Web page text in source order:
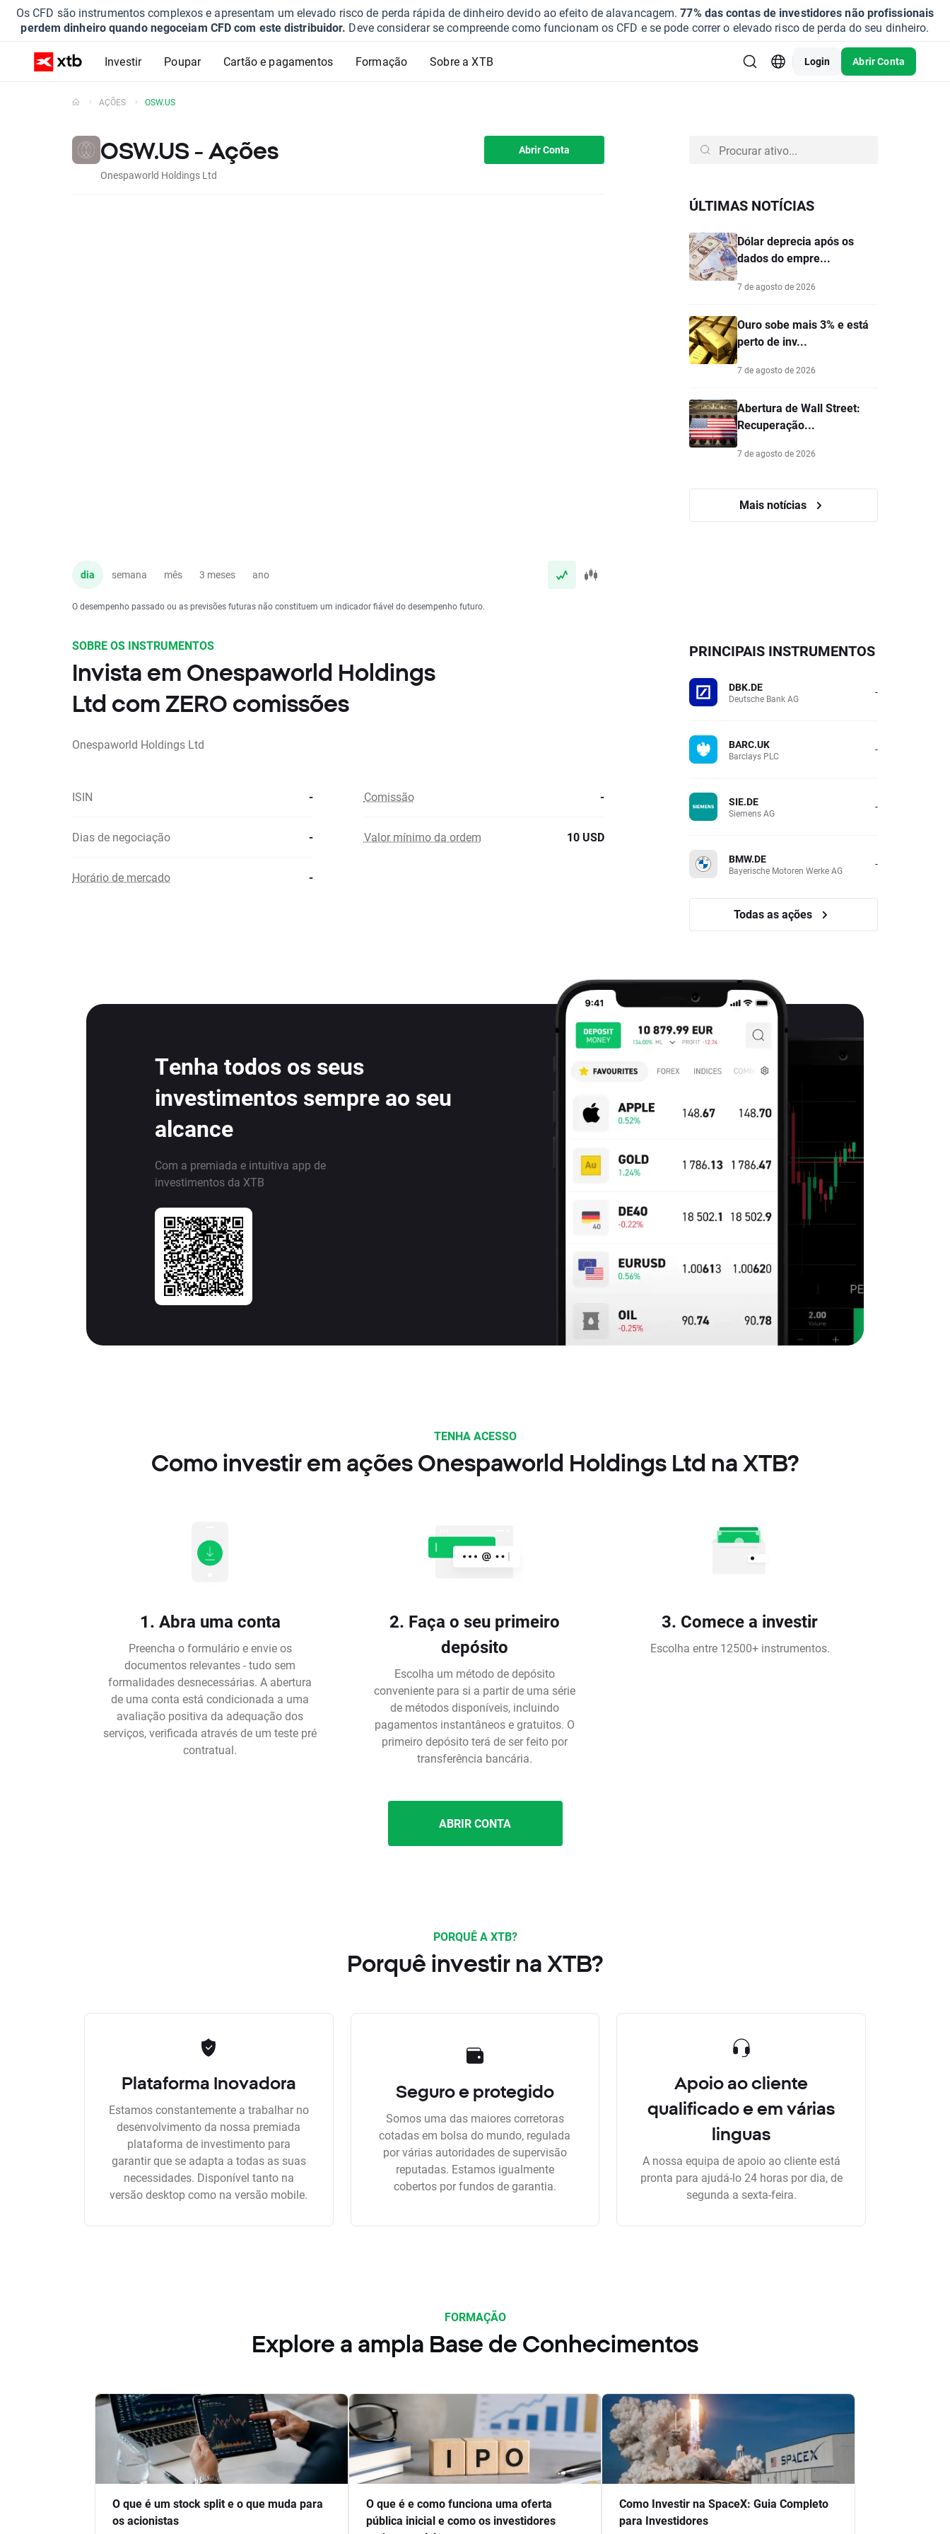
Os CFD são instrumentos complexos e apresentam um elevado risco de perda rápida de dinheiro devido ao efeito de alavancagem.77% das contas de investidores não profissionais
perdem dinheiro quando negoceiam CFD com este distribuidor. Deve considerar se compreende como funcionam os CFD e se pode correr o elevado risco de perda do seu dinheiro.
Investir Poupar Cartão e pagamentos Formação Sobre a XTB Login Abrir Conta
AÇÕES OSW.US
OSW.US - Ações
Onespaworld Holdings Ltd
Abrir Conta
dia semana mês 3 meses ano
O desempenho passado ou as previsões futuras não constituem um indicador fiável do desempenho futuro.
ÚLTIMAS NOTÍCIAS
Dólar deprecia após os
dados do empre...
7 de agosto de 2026
Ouro sobe mais 3% e está
perto de inv...
7 de agosto de 2026
Abertura de Wall Street:
Recuperação...
7 de agosto de 2026
Mais notícias
SOBRE OS INSTRUMENTOS
Invista em Onespaworld Holdings
Ltd com ZERO comissões
Onespaworld Holdings Ltd
ISIN - Comissão -
Dias de negociação - Valor mínimo da ordem 10 USD
Horário de mercado -
PRINCIPAIS INSTRUMENTOS
DBK.DE
Deutsche Bank AG -
BARC.UK
Barclays PLC -
SIE.DE
Siemens AG -
BMW.DE
Bayerische Motoren Werke AG -
Todas as ações
Tenha todos os seus
investimentos sempre ao seu
alcance
Com a premiada e intuitiva app de
investimentos da XTB
TENHA ACESSO
Como investir em ações Onespaworld Holdings Ltd na XTB?
1. Abra uma conta
Preencha o formulário e envie os
documentos relevantes - tudo sem
formalidades desnecessárias. A abertura
de uma conta está condicionada a uma
avaliação positiva da adequação dos
serviços, verificada através de um teste pré
contratual.
2. Faça o seu primeiro
depósito
Escolha um método de depósito
conveniente para si a partir de uma série
de métodos disponíveis, incluindo
pagamentos instantâneos e gratuitos. O
primeiro depósito terá de ser feito por
transferência bancária.
3. Comece a investir
Escolha entre 12500+ instrumentos.
ABRIR CONTA
PORQUÊ A XTB?
Porquê investir na XTB?
Plataforma Inovadora
Estamos constantemente a trabalhar no
desenvolvimento da nossa premiada
plataforma de investimento para
garantir que se adapta a todas as suas
necessidades. Disponível tanto na
versão desktop como na versão mobile.
Seguro e protegido
Somos uma das maiores corretoras
cotadas em bolsa do mundo, regulada
por várias autoridades de supervisão
reputadas. Estamos igualmente
cobertos por fundos de garantia.
Apoio ao cliente
qualificado e em várias
linguas
A nossa equipa de apoio ao cliente está
pronta para ajudá-lo 24 horas por dia, de
segunda a sexta-feira.
FORMAÇÃO
Explore a ampla Base de Conhecimentos
O que é um stock split e o que muda para
os acionistas
O que é e como funciona uma oferta
pública inicial e como os investidores
Como Investir na SpaceX: Guia Completo
para Investidores